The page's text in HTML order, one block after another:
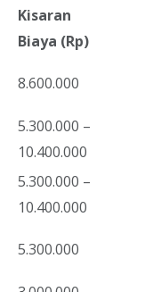
Kisaran
Biaya (Rp)
8.600.000
5.300.000 –
10.400.000
5.300.000 –
10.400.000
5.300.000